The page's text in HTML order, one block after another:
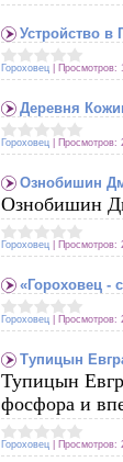
Устройство в
Гороховец Просмотров:
Деревня
Гороховец Просмотров:
Ознобишин
Ознобишин
Гороховец Просмотров:
«Гороховец -
Гороховец Просмотров:
Тупицын
Тупицын
фосфора и
Гороховец Просмотров: